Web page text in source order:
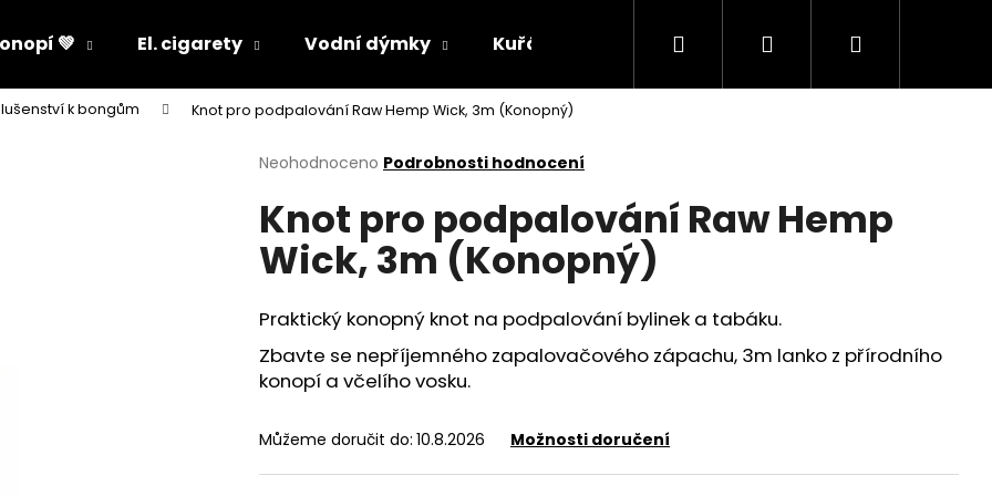
💚 El. cigarety Vodní dýmky Kuřácké potřeby Žvýkací tabák
Hledat PřihlášeníNákupní
k bongům Knot pro podpalování Raw Hemp Wick, 3m (Konopný)
Průměrné
produktu
je
0,0
z
hvězdiček.
Neohodnoceno Podrobnosti hodnocení
Knot pro podpalování Raw Hemp
Wick, 3m (Konopný)
Praktický konopný knot na podpalování bylinek a tabáku.
Zbavte se nepříjemného zapalovačového zápachu, 3m lanko z přírodního
konopí a včelího vosku.
Můžeme doručit do: 10.8.2026 Možnosti doručení
Co potřebujete najít?
HLEDAT